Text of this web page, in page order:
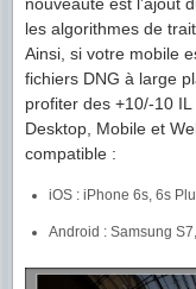
les algorithmes de
Ainsi, si votre mobile
fichiers DNG à large
profiter des +10/-10
Desktop, Mobile et
compatible :
iOS : iPhone 6s, 6s
Android : Samsung